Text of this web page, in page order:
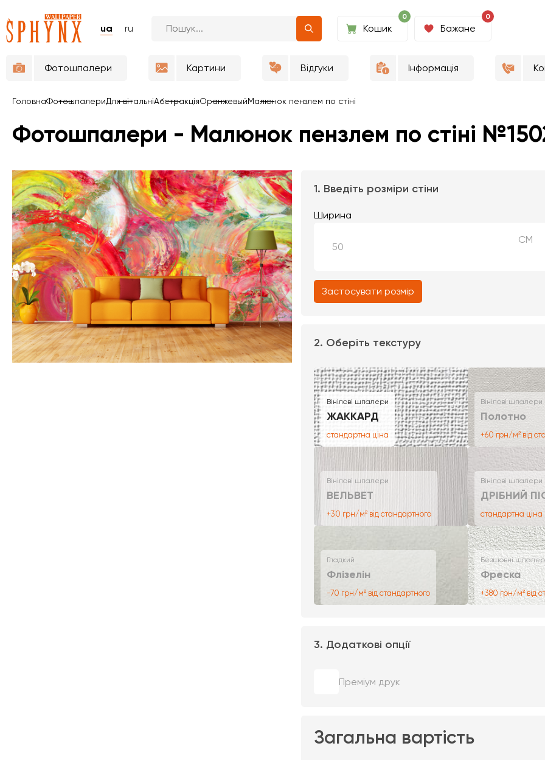
ua ru
0
Кошик
0
Бажане
Фотошпалери Картини Відгуки Інформація
ГоловнаФотошпалериДля вітальніАбстракціяОранжевыйМалюнок пензлем по стіні
Фотошпалери - Малюнок пензлем по стіні
1. Введіть розміри стіни
Ширина
СМ
Застосувати розмір
2. Оберіть текстуру
Вінілові шпалери
ЖАККАРД
стандартна ціна
Вінілові шпалери
Полотно
+60 грн/м² від
Вінілові шпалери
ВЕЛЬВЕТ
+30 грн/м² від стандартного
Вінілові шпалери
ДРІБНИЙ
стандартна ціна
Гладкий
Флізелін
-70 грн/м² від стандартного
Безшовні
Фреска
+380 грн/м² від
3. Додаткові опції
Преміум друк
Загальна вартість